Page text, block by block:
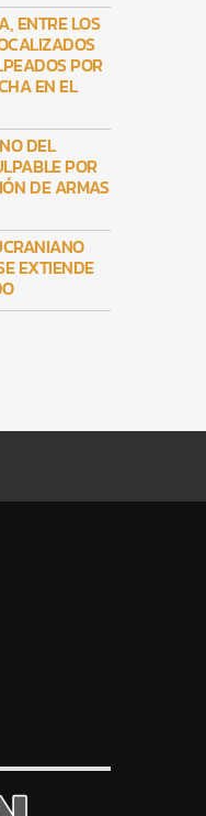
ENTRE LOS
POR
EN EL
DEL
POR
DE ARMAS
EXTIENDE